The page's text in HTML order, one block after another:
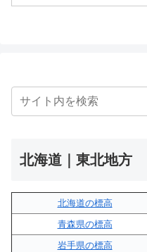
北海道｜東北地方
北海道の標高
青森県の標高
岩手県の標高